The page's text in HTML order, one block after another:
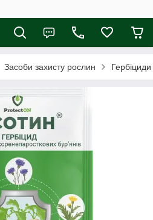
Засоби захисту рослин Гербіциди